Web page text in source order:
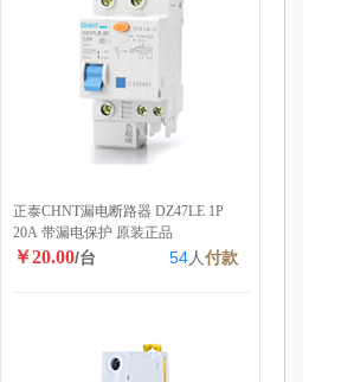
正泰CHNT漏电断路器 DZ47LE 1P
20A 带漏电保护 原装正品
￥20.00/台 54人付款